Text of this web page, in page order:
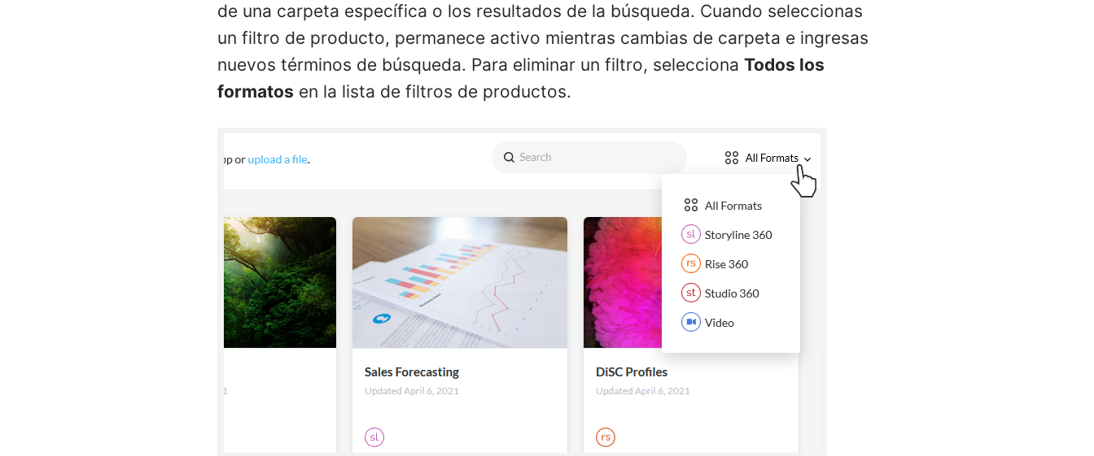
de una carpeta específica o los resultados de la búsqueda. Cuando seleccionas
un filtro de producto, permanece activo mientras cambias de carpeta e ingresas
nuevos términos de búsqueda. Para eliminar un filtro, selecciona Todos los
formatos en la lista de filtros de productos.